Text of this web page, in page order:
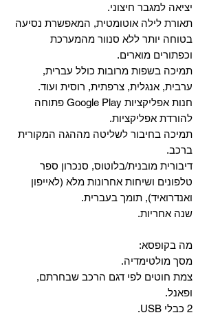
יציאה למגבר חיצוני.
תאורת לילה אוטומטית, המאפשרת נסיעה
בטוחה יותר ללא סנוור מהמערכת
וכפתורים מוארים.
תמיכה בשפות מרובות כולל עברית,
ערבית, אנגלית, צרפתית, רוסית ועוד.
‏חנות אפליקציות Google Play פתוחה
להורדת אפליקציות.
‏תמיכה בחיבור לשליטה מההגה המקורית
ברכב.
‏דיבורית מובנית/בלוטוס, ‏סנכרון ספר
טלפונים ושיחות אחרונות מלא (לאייפון
ואנדרואיד), תומך בעברית.
שנה אחריות.
מה בקופסא:
מסך מולטימדיה.
צמת חוטים לפי דגם הרכב שבחרתם,
ופאנל.
2 כבלי USB.